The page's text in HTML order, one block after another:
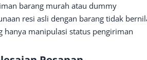
barang murah atau dummy
resi asli dengan barang tidak
hanya manipulasi status pengiriman